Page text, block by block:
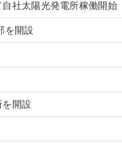
社太陽光発電所稼働開始
を開設
開設